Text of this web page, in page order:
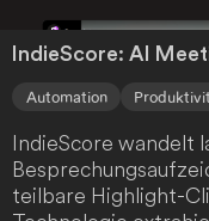
IndieScore: AI
Automation
IndieScore wandelt
teilbare Highlight-